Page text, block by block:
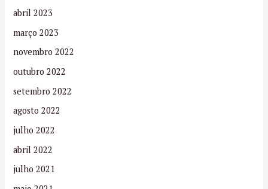
abril 2023
março 2023
novembro 2022
outubro 2022
setembro 2022
agosto 2022
julho 2022
abril 2022
julho 2021